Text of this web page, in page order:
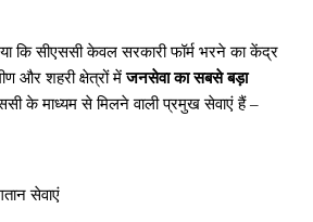
कि सीएससी केवल सरकारी फॉर्म भरने का केंद्र
और शहरी क्षेत्रों मेंजनसेवा का सबसे बड़ा
के माध्यम से मिलने वाली प्रमुख सेवाएं हैं –
सेवाएं